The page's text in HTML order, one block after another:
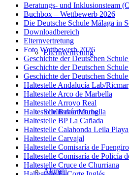
Elternvertretung
Schülervertretung
Alumni
Beratungs- und Inklusionsteam
Buchbox – Wettbewerb 2026
Die Deutsche Schule Málaga in
Downloadbereich
Elternvertretung
Foto Wettbewerb 2026
Geschichte der Deutschen
Geschichte der Deutschen
Geschichte der Deutschen
Haltestelle Andalucía Lab/Ricmar
Haltestelle Arco de Marbella
Haltestelle Arroyo Real
Haltestelle Bahía Marbella
Haltestelle BP La Cañada
Haltestelle Calahonda Leila Playa
Haltestelle Carvajal
Haltestelle Comisaría de
Haltestelle Comisaría de Policía
Haltestelle Cruce de Churriana